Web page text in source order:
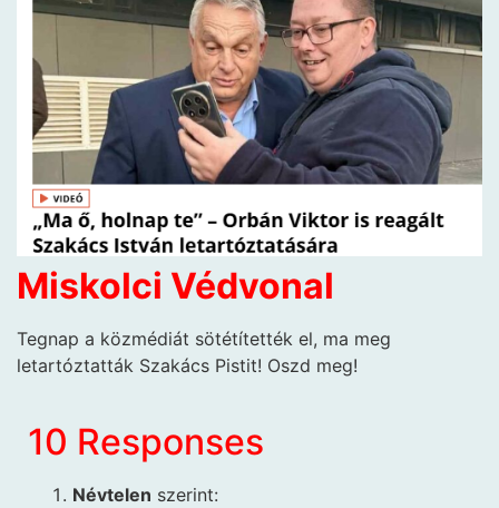
Miskolci Védvonal
Tegnap a közmédiát sötétítették el, ma meg
letartóztatták Szakács Pistit! Oszd meg!
10 Responses
Névtelen szerint: